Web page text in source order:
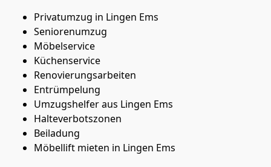
Privatumzug in Lingen Ems
Seniorenumzug
Möbelservice
Küchenservice
Renovierungsarbeiten
Entrümpelung
Umzugshelfer aus Lingen Ems
Halteverbotszonen
Beiladung
Möbellift mieten in Lingen Ems